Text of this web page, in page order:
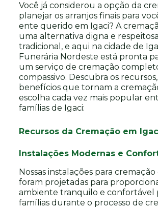
Você já considerou a opção da
planejar os arranjos finais para
ente querido em Igaci? A
uma alternativa digna e
tradicional, e aqui na cidade de
Funerária Nordeste está pronta
um serviço de cremação
compassivo. Descubra os
benefícios que tornam a
escolha cada vez mais popular
famílias de Igaci:
Recursos da Cremação em
Instalações Modernas e
Nossas instalações para cremação
foram projetadas para
ambiente tranquilo e confortável
famílias durante o processo de